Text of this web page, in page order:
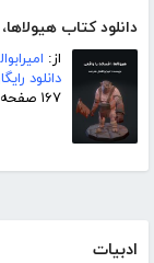
دانلود کتاب
از:
دانلود
۱۶۷ صفحه
ادبیات